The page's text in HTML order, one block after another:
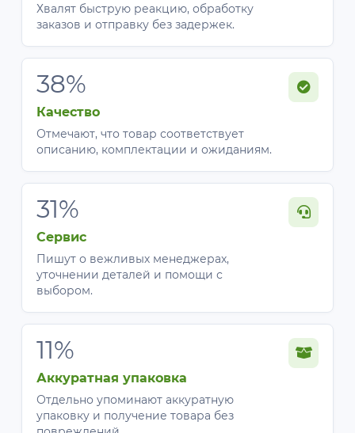
Хвалят быструю реакцию, обработку
заказов и отправку без задержек.
38%
Качество
Отмечают, что товар соответствует
описанию, комплектации и ожиданиям.
31%
Сервис
Пишут о вежливых менеджерах,
уточнении деталей и помощи с
выбором.
11%
Аккуратная упаковка
Отдельно упоминают аккуратную
упаковку и получение товара без